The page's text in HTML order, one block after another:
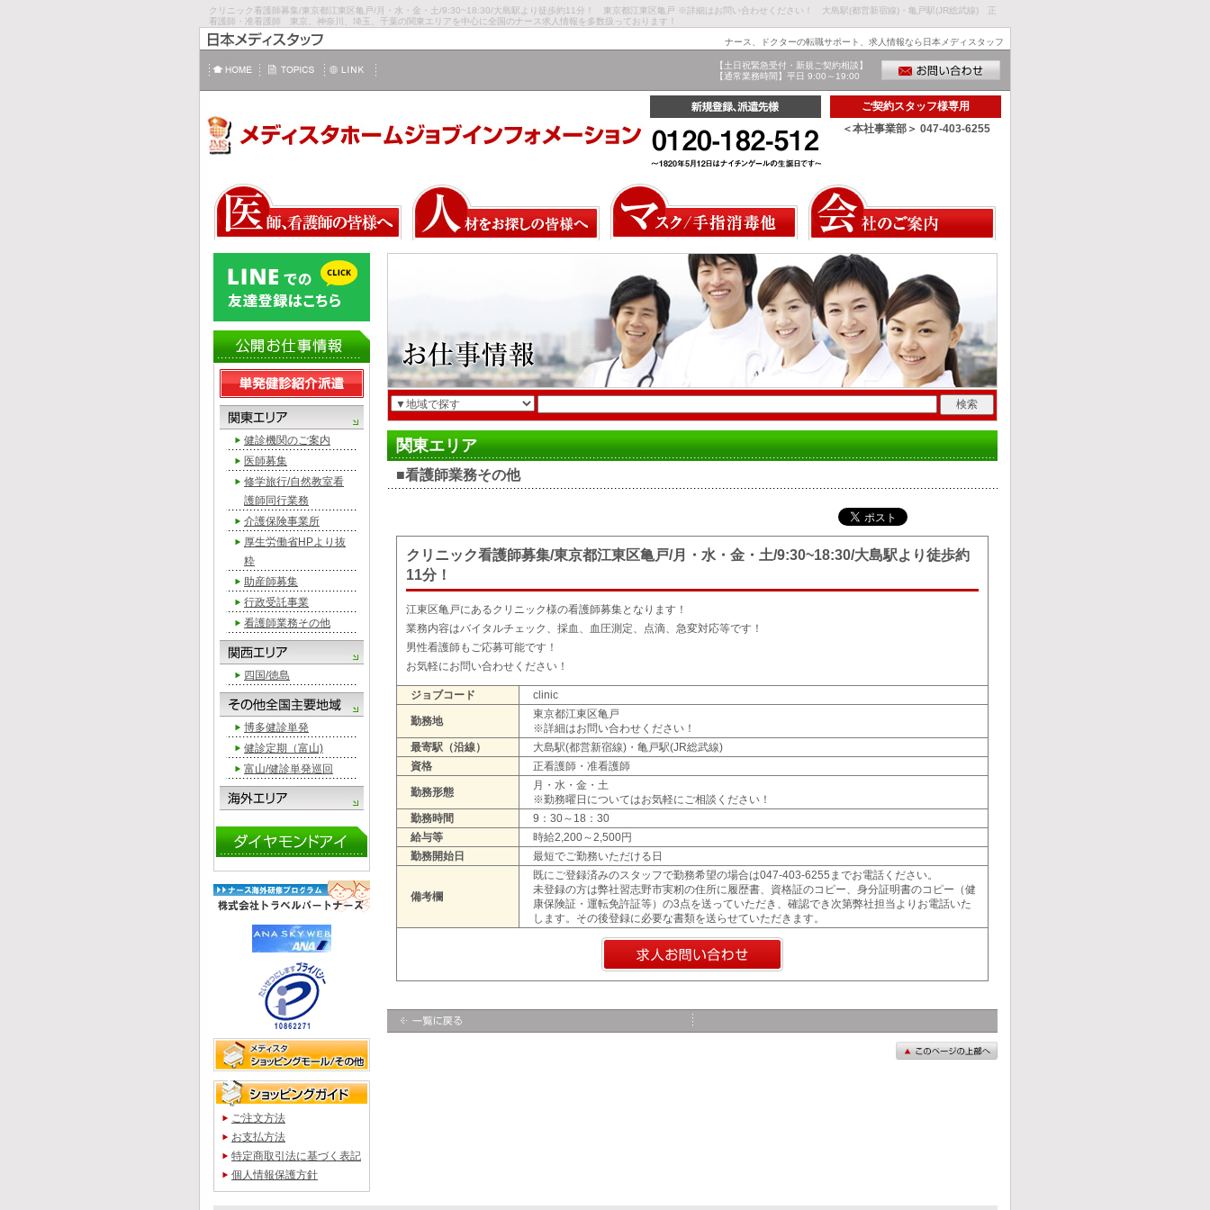
クリニック看護師募集/東京都江東区亀戸/月・水・金・土/9:30~18:30/大島駅より徒歩約11分！ 東京都江東区亀戸 ※詳細はお問い合わせください！ 大島駅(都営新宿線)・亀戸駅(JR総武線) 正
看護師・准看護師 東京、神奈川、埼玉、千葉の関東エリアを中心に全国のナース求人情報を多数扱っております！
ナース、ドクターの転職サポート、求人情報なら日本メディスタッフ
【土日祝緊急受付・新規ご契約相談】
【通常業務時間】平日 9:00～19:00
ご契約スタッフ様専用
＜本社事業部＞ 047-403-6255
関東エリア
■看護師業務その他
クリニック看護師募集/東京都江東区亀戸/月・水・金・土/9:30~18:30/大島駅より徒歩約
11分！
江東区亀戸にあるクリニック様の看護師募集となります！
業務内容はバイタルチェック、採血、血圧測定、点滴、急変対応等です！
男性看護師もご応募可能です！
お気軽にお問い合わせください！
ジョブコード clinic
勤務地
東京都江東区亀戸
※詳細はお問い合わせください！
最寄駅（沿線）
大島駅(都営新宿線)・亀戸駅(JR総武線)
資格
正看護師・准看護師
勤務形態
月・水・金・土
※勤務曜日についてはお気軽にご相談ください！
勤務時間
9：30～18：30
給与等
時給2,200～2,500円
勤務開始日
最短でご勤務いただける日
備考欄
既にご登録済みのスタッフで勤務希望の場合は047-403-6255までお電話ください。
未登録の方は弊社習志野市実籾の住所に履歴書、資格証のコピー、身分証明書のコピー（健
康保険証・運転免許証等）の3点を送っていただき、確認でき次第弊社担当よりお電話いた
します。その後登録に必要な書類を送らせていただきます。
健診機関のご案内
医師募集
修学旅行/自然教室看
護師同行業務
介護保険事業所
厚生労働省HPより抜
粋
助産師募集
行政受託事業
看護師業務その他
四国/徳島
博多健診単発
健診定期（富山)
富山/健診単発巡回
ご注文方法
お支払方法
特定商取引法に基づく表記
個人情報保護方針